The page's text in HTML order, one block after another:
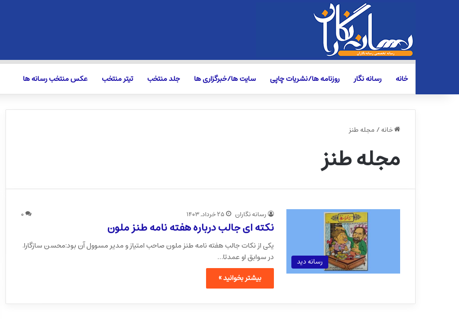
خانه رسانه نگار روزنامه ها/نشریات چاپی سایت ها/خبرگزاری ها جلد منتخب تیتر منتخب عکس منتخب رسانه ها
خانه/ مجله طنز
مجله طنز
رسانه دید
رسانه نگاران ۲۵ خرداد, ۱۴۰۳ ۰
نکته ای جالب درباره هفته نامه طنز ملون
یکی از نکات جالب هفته نامه طنز ملون صاحب امتیاز و مدیر مسوول آن بود:محسن سازگارا.
در سوابق او عمدتا…
بیشتر بخوانید »